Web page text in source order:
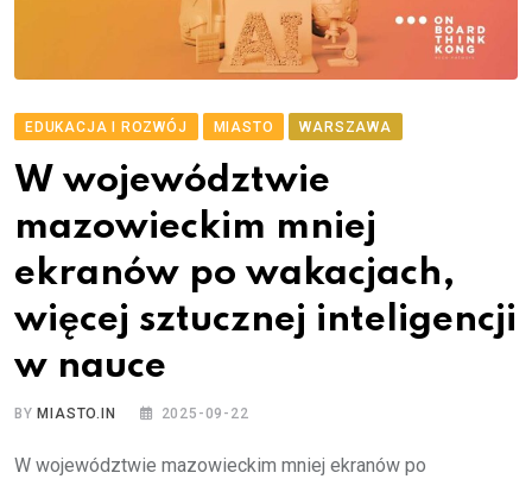
EDUKACJA I ROZWÓJ MIASTO WARSZAWA
W województwie
mazowieckim mniej
ekranów po wakacjach,
więcej sztucznej inteligencji
w nauce
BY MIASTO.IN 2025-09-22
W województwie mazowieckim mniej ekranów po